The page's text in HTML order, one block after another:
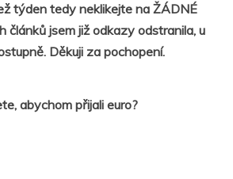
týden tedy neklikejte na ŽÁDNÉ
článků jsem již odkazy odstranila, u
Děkuji za pochopení.
abychom přijali euro?